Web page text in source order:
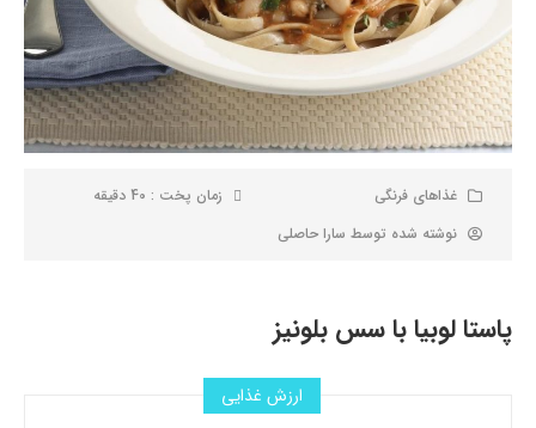
غذاهای فرنگی
زمان پخت : 40 دقیقه
نوشته شده توسط سارا حاصلی
پاستا لوبیا با سس بلونیز
ارزش غذایی